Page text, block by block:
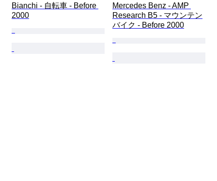
Bianchi - 自転車 - Before
2000
Mercedes Benz - AMP
Research B5 - マウンテン
バイク - Before 2000